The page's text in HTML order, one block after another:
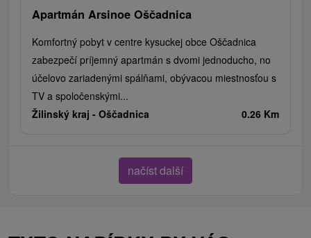
Apartmán Arsinoe Oščadnica
Komfortný pobyt v centre kysuckej obce Oščadnica
zabezpečí príjemný apartmán s dvomi jednoducho, no
účelovo zariadenými spálňami, obývacou miestnosťou s
TV a spoločenskými...
Žilinský kraj - Oščadnica 0.26 Km
načíst další